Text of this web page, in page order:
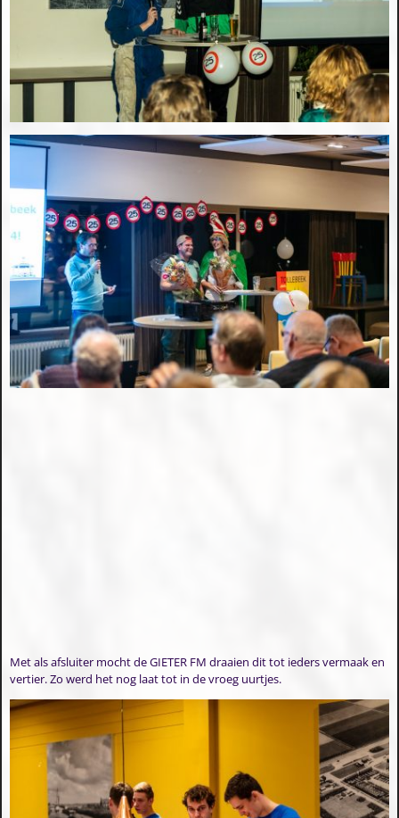
Met als afsluiter mocht de GIETER FM draaien dit tot ieders vermaak en
vertier. Zo werd het nog laat tot in de vroeg uurtjes.